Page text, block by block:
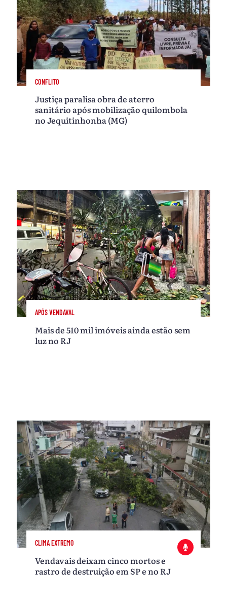
CONFLITO
Justiça paralisa obra de aterro
sanitário após mobilização quilombola
no Jequitinhonha (MG)
APÓS VENDAVAL
Mais de 510 mil imóveis ainda estão sem
luz no RJ
CLIMA EXTREMO
Vendavais deixam cinco mortos e
rastro de destruição em SP e no RJ